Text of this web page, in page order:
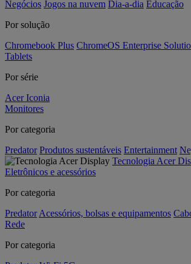
Negócios Jogos na nuvem Dia-a-dia Educação
Por solução
Chromebook Plus ChromeOS Enterprise
Tablets
Por série
Acer Iconia
Monitores
Por categoria
Predator Produtos sustentáveis Entertainment
Tecnologia Acer
Eletrônicos e acessórios
Por categoria
Predator Acessórios, bolsas e equipamentos
Rede
Por categoria